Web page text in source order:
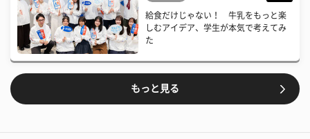
給食だけじゃない！ 牛乳をもっと楽
しむアイデア、学生が本気で考えてみ
た
もっと見る